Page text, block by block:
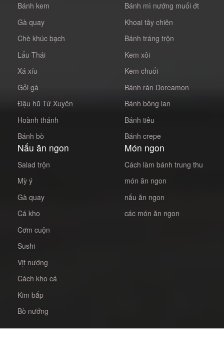
Bánh kem
Gà quay
Chè khúc bạch
Lẩu Thái
Xá xíu
Gỏi gà
Đậu hũ Tứ Xuyên
Hoành thánh
Bánh bò
Bánh mì nướng muối ớt
Khoai tây chiên
Bánh tráng trộn
Kem xôi
Kem chuối
Bánh rán Doreamon
Bánh bông lan
Bánh tiêu
Bánh crepe
Nấu ăn ngon
Salad trộn
Mỳ ý
Gà quay
Cá kho
Cơm cuộn
Sushi
Vịt nướng
Cách kho cá
Kim bắp
Bò nướng
Món ngon
Cách làm bánh trung thu
món ăn ngon
nấu ăn ngon
các món ăn ngon